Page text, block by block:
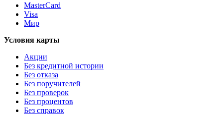
MasterCard
Visa
Мир
Условия карты
Акции
Без кредитной истории
Без отказа
Без поручителей
Без проверок
Без процентов
Без справок